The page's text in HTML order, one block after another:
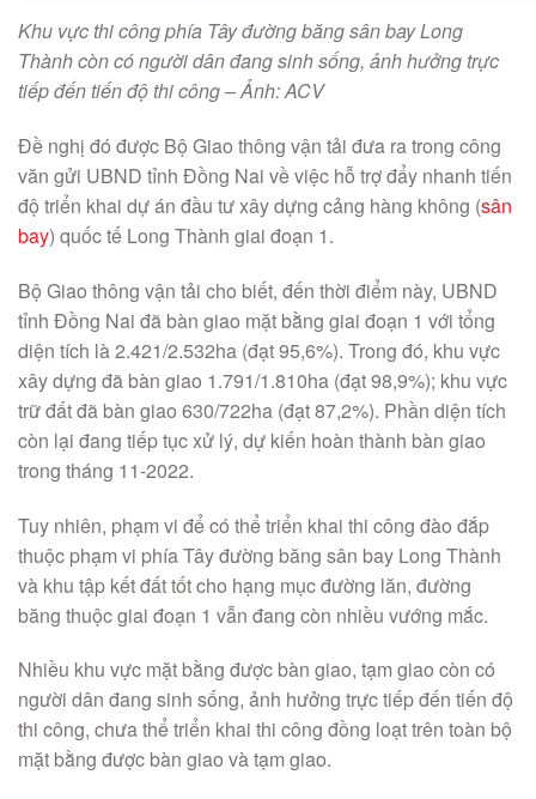
Khu vực thi công phía Tây đường băng sân bay Long
Thành còn có người dân đang sinh sống, ảnh hưởng trực
tiếp đến tiến độ thi công – Ảnh: ACV
Đề nghị đó được Bộ Giao thông vận tải đưa ra trong công
văn gửi UBND tỉnh Đồng Nai về việc hỗ trợ đẩy nhanh tiến
độ triển khai dự án đầu tư xây dựng cảng hàng không (sân
bay) quốc tế Long Thành giai đoạn 1.
Bộ Giao thông vận tải cho biết, đến thời điểm này, UBND
tỉnh Đồng Nai đã bàn giao mặt bằng giai đoạn 1 với tổng
diện tích là 2.421/2.532ha (đạt 95,6%). Trong đó, khu vực
xây dựng đã bàn giao 1.791/1.810ha (đạt 98,9%); khu vực
trữ đất đã bàn giao 630/722ha (đạt 87,2%). Phần diện tích
còn lại đang tiếp tục xử lý, dự kiến hoàn thành bàn giao
trong tháng 11-2022.
Tuy nhiên, phạm vi để có thể triển khai thi công đào đắp
thuộc phạm vi phía Tây đường băng sân bay Long Thành
và khu tập kết đất tốt cho hạng mục đường lăn, đường
băng thuộc giai đoạn 1 vẫn đang còn nhiều vướng mắc.
Nhiều khu vực mặt bằng được bàn giao, tạm giao còn có
người dân đang sinh sống, ảnh hưởng trực tiếp đến tiến độ
thi công, chưa thể triển khai thi công đồng loạt trên toàn bộ
mặt bằng được bàn giao và tạm giao.